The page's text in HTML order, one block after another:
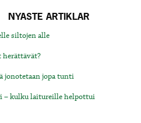
NYASTE ARTIKLAR
siltojen alle
herättävät?
jonotetaan jopa tunti
– kulku laitureille helpottui